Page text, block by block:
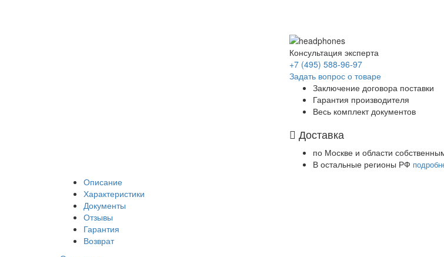
Консультация эксперта
+7 (495) 588-96-97
Задать вопрос о товаре
Заключение договора поставки
Гарантия производителя
Весь комплект документов
Доставка
по Москве и области
В остальные регионы РФ
Описание
Характеристики
Документы
Отзывы
Гарантия
Возврат